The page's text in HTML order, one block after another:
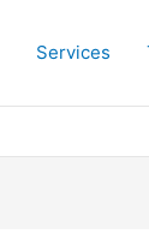
Services